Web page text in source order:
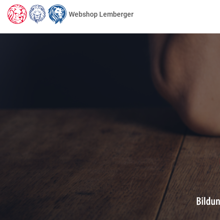
Webshop Lemberger